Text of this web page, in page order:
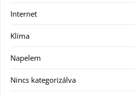
Internet
Klíma
Napelem
Nincs kategorizálva